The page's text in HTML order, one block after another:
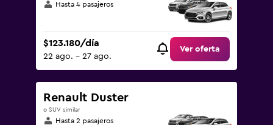
Hasta 4 pasajeros
$123.180/día
22 ago. - 27 ago.
Ver oferta
Renault Duster
o SUV similar
Hasta 2 pasajeros